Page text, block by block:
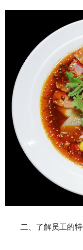
二、了解员工的